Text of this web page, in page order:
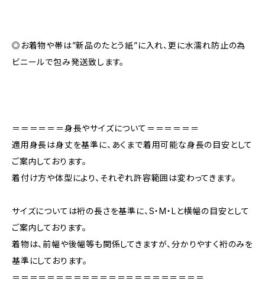
◎お着物や帯は”新品のたとう紙”に入れ、更に水濡れ防止の為
ビニールで包み発送致します。
＝＝＝＝＝＝身長やサイズについて＝＝＝＝＝＝
適用身長は身丈を基準に、あくまで着用可能な身長の目安として
ご案内しております。
着付け方や体型により、それぞれ許容範囲は変わってきます。
サイズについては裄の長さを基準に、S・M・Lと横幅の目安として
ご案内しております。
着物は、前幅や後幅等も関係してきますが、分かりやすく裄のみを
基準にしております。
＝＝＝＝＝＝＝＝＝＝＝＝＝＝＝＝＝＝＝＝＝＝